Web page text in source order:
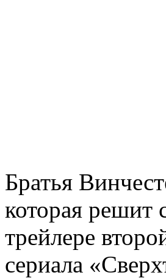
Братья
которая решит
трейлере
сериала